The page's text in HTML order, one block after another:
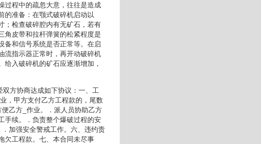
过程中的疏忽大意，往往是造成
的准备：在颚式破碎机启动以
；检查破碎腔内有无矿石，若有
角皮带和拉杆弹簧的松紧程度是
备和信号系统是否正常等。在启
流指示器正常时，再开动破碎机
入破碎机的矿石应逐渐增加，
方协商达成如下协议：一、工
，甲方支付乙方工程款的，尾数
乙方_作业。．派人员协助乙方
手续。．负责整个爆破过程的安
加强安全警戒工作。六、违约责
欠工程款。七、本合同未尽事